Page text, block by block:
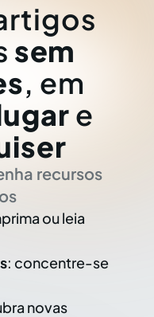
sem
, em
e
recursos
ou leia
: concentre-se
novas